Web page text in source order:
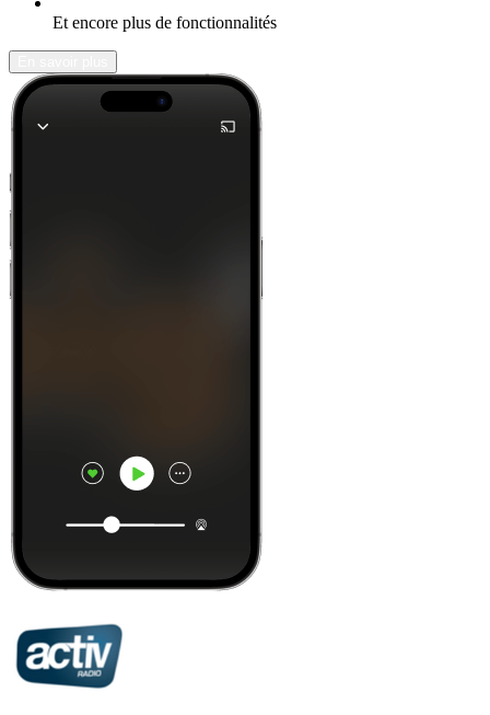
Et encore plus de fonctionnalités